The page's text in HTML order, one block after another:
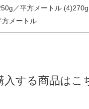
／平方メートル (4)270g
方メートル
する商品はこ